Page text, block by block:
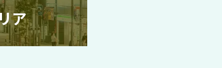
ア